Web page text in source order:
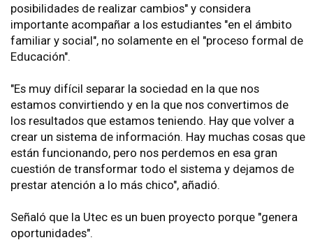
posibilidades de realizar cambios" y considera
importante acompañar a los estudiantes "en el ámbito
familiar y social", no solamente en el "proceso formal de
Educación".
"Es muy difícil separar la sociedad en la que nos
estamos convirtiendo y en la que nos convertimos de
los resultados que estamos teniendo. Hay que volver a
crear un sistema de información. Hay muchas cosas que
están funcionando, pero nos perdemos en esa gran
cuestión de transformar todo el sistema y dejamos de
prestar atención a lo más chico", añadió.
Señaló que la Utec es un buen proyecto porque "genera
oportunidades".